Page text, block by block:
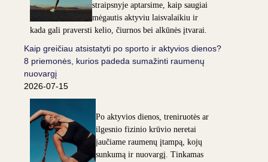
straipsnyje aptarsime, kaip saugiai
mėgautis aktyviu laisvalaikiu ir
kada gali praversti kelio, čiurnos bei alkūnės įtvarai.
Kaip greičiau atsistatyti po sporto ir aktyvios dienos?
8 priemonės, kurios padeda sumažinti raumenų
nuovargį
2026-07-15
Po aktyvios dienos, treniruotės ar
ilgesnio fizinio krūvio neretai
jaučiame raumenų įtampą, kojų
sunkumą ir nuovargį. Tinkamas